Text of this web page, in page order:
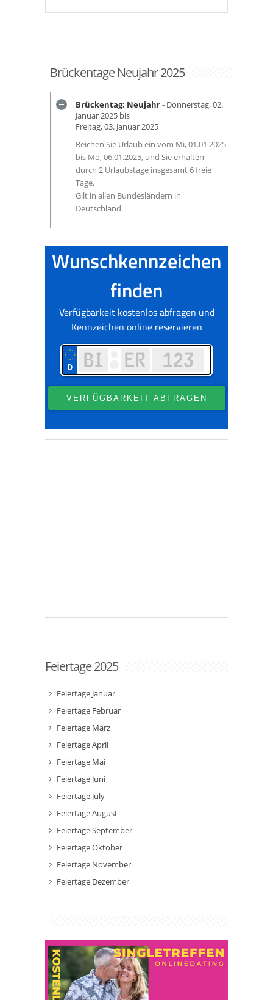
Brückentage Neujahr 2025
Brückentag: Neujahr- Donnerstag, 02.
Januar 2025 bis
Freitag, 03. Januar 2025
Reichen Sie Urlaub ein vom Mi, 01.01.2025
bis Mo, 06.01.2025, und Sie erhalten
durch 2 Urlaubstage insgesamt 6 freie
Tage.
Gilt in allen Bundesländern in
Deutschland.
Feiertage 2025
Feiertage Januar
Feiertage Februar
Feiertage März
Feiertage April
Feiertage Mai
Feiertage Juni
Feiertage July
Feiertage August
Feiertage September
Feiertage Oktober
Feiertage November
Feiertage Dezember